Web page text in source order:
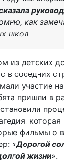
как
школ.
из детских
в соседних
участие
пришли в
фильмы о
«Дорогой
жизни».